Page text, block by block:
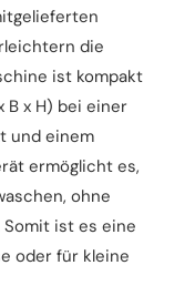
die
ist kompakt
B x H) bei einer
und einem
ermöglicht es,
ohne
ist es eine
oder für kleine